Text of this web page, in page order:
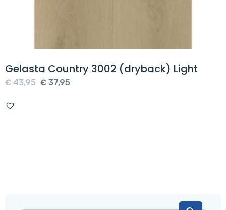
Gelasta Country 3002 (dryback) Light
€43,95 Oorspronkelijke
€ 37,95